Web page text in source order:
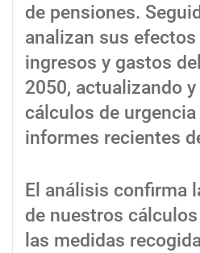
de pensiones.
analizan sus
ingresos y gastos
2050, actualizando
cálculos de
informes recientes
El análisis confirma
de nuestros
las medidas